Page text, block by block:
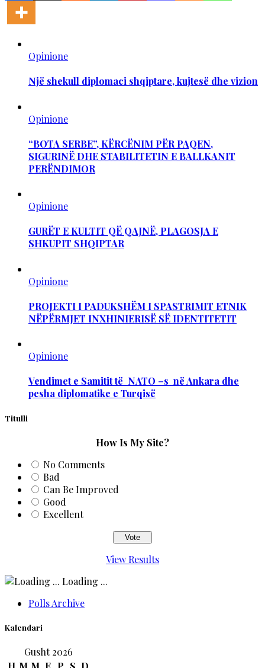
Opinione
Një shekull diplomaci shqiptare, kujtesë dhe vizion
Opinione
“BOTA SERBE”, KËRCËNIM PËR PAQEN,
SIGURINË DHE STABILITETIN E BALLKANIT
PERËNDIMOR
Opinione
GURËT E KULTIT QË QAJNË, PLAGOSJA E
SHKUPIT SHQIPTAR
Opinione
PROJEKTI I PADUKSHËM I SPASTRIMIT ETNIK
NËPËRMJET INXHINIERISË SË IDENTITETIT
Opinione
Vendimet e Samitit të NATO –s në Ankara dhe
pesha diplomatike e Turqisë
Titulli
How Is My Site?
No Comments
Bad
Can Be Improved
Good
Excellent
View Results
Loading ...
Polls Archive
Kalendari
Gusht 2026